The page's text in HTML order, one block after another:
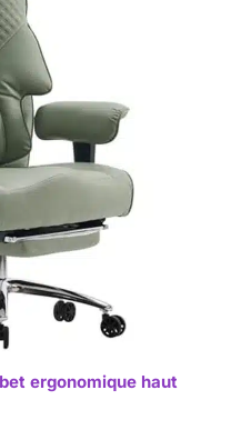
ergonomique haut